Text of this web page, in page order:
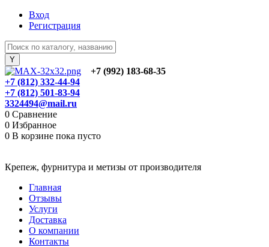
Вход
Регистрация
+7 (992) 183-68-35
+7 (812) 332-44-94
+7 (812) 501-83-94
3324494@mail.ru
0 Сравнение
0 Избранное
0 В корзине пока пусто
Крепеж, фурнитура и метизы от производителя
Главная
Отзывы
Услуги
Доставка
О компании
Контакты